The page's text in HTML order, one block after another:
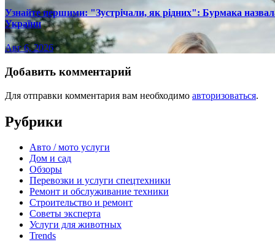
Узнайте першими: "Зустрічали, як рідних": Бурмака
України
Авг 6, 2026
Добавить комментарий
Для отправки комментария вам необходимо авторизоваться.
Рубрики
Авто / мото услуги
Дом и сад
Обзоры
Перевозки и услуги спецтехники
Ремонт и обслуживание техники
Строительство и ремонт
Советы эксперта
Услуги для животных
Trends